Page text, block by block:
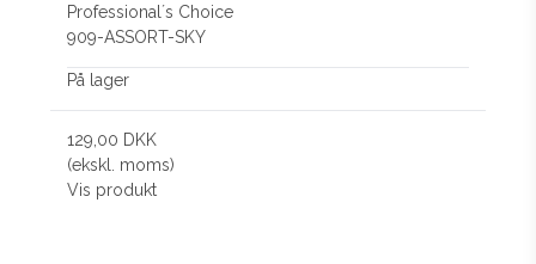
Professional´s Choice
909-ASSORT-SKY
På lager
129,00 DKK
(ekskl. moms)
Vis produkt